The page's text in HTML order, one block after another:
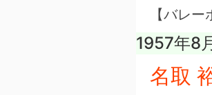
【バレ
1957年8
名取